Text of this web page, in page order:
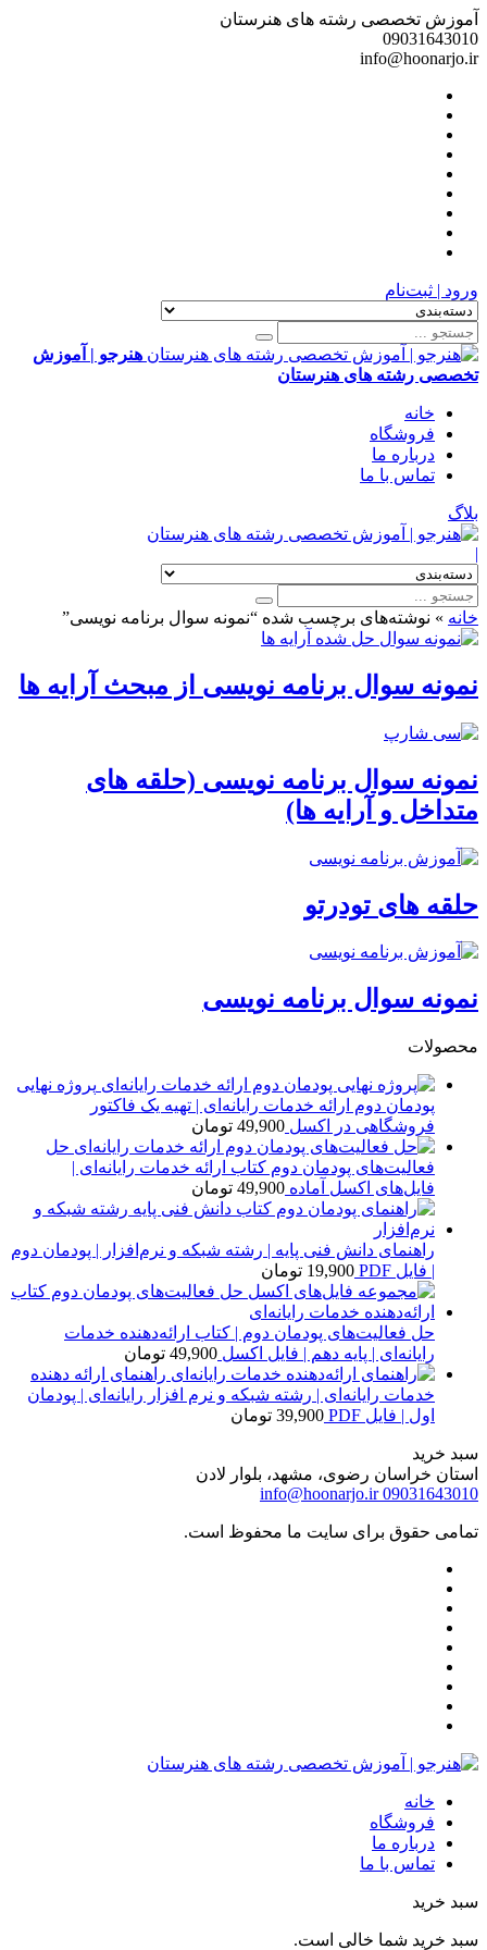
آموزش تخصصی رشته های هنرستان
09031643010
info@hoonarjo.ir
ورود | ثبت‌نام
هنرجو | آموزش
تخصصی رشته های هنرستان
خانه
فروشگاه
درباره ما
تماس با ما
بلاگ
|
خانه » نوشته‌های برچسب شده “نمونه سوال برنامه نویسی”
نمونه سوال برنامه نویسی از مبحث آرایه ها
نمونه سوال برنامه نویسی (حلقه های
متداخل و آرایه ها)
حلقه های تودرتو
نمونه سوال برنامه نویسی
محصولات
پروژه نهایی
پودمان دوم ارائه خدمات رایانه‌ای | تهیه یک فاکتور
فروشگاهی در اکسل 49,900 تومان
حل
فعالیت‌های پودمان دوم کتاب ارائه خدمات رایانه‌ای |
فایل‌های اکسل آماده 49,900 تومان
راهنمای دانش فنی پایه | رشته شبکه و نرم‌افزار | پودمان دوم
| فایل PDF
19,900 تومان
حل فعالیت‌های پودمان دوم | کتاب ارائه‌دهنده خدمات
رایانه‌ای | پایه دهم | فایل اکسل 49,900 تومان
راهنمای ارائه دهنده
خدمات رایانه‌ای | رشته شبکه و نرم افزار رایانه‌ای | پودمان
اول | فایل PDF
39,900 تومان
سبد خرید
استان خراسان رضوی، مشهد، بلوار لادن
09031643010
info@hoonarjo.ir
تمامی حقوق برای سایت ما محفوظ است.
خانه
فروشگاه
درباره ما
تماس با ما
سبد خرید
سبد خرید شما خالی است.